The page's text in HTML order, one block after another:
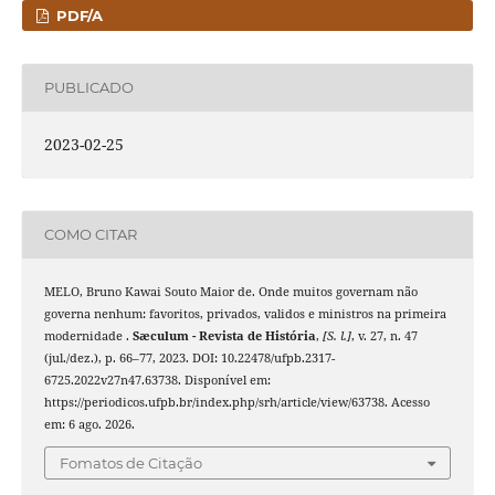
PDF/A
PUBLICADO
2023-02-25
COMO CITAR
MELO, Bruno Kawai Souto Maior de. Onde muitos governam não
governa nenhum: favoritos, privados, validos e ministros na primeira
modernidade . Sæculum - Revista de História, [S. l.], v. 27, n. 47
(jul./dez.), p. 66–77, 2023. DOI: 10.22478/ufpb.2317-
6725.2022v27n47.63738. Disponível em:
https://periodicos.ufpb.br/index.php/srh/article/view/63738. Acesso
em: 6 ago. 2026.
Fomatos de Citação